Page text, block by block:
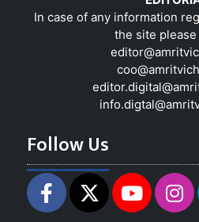
In case of any information
the site please
Follow Us